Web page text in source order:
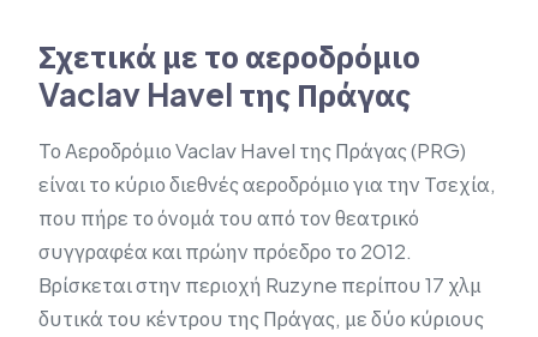
Σχετικά με το αεροδρόμιο
Vaclav Havel της Πράγας
Το Αεροδρόμιο Vaclav Havel της Πράγας (PRG)
είναι το κύριο διεθνές αεροδρόμιο για την Τσεχία,
που πήρε το όνομά του από τον θεατρικό
συγγραφέα και πρώην πρόεδρο το 2012.
Βρίσκεται στην περιοχή Ruzyne περίπου 17 χλμ
δυτικά του κέντρου της Πράγας, με δύο κύριους